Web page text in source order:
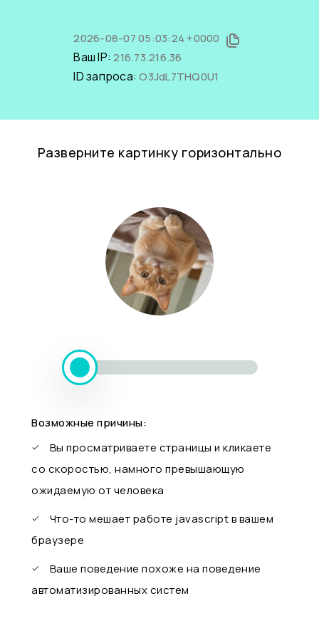
2026-08-07 05:03:24 +0000
Ваш IP:216.73.216.36
ID запроса:O3JdL7THQ0U1
Разверните картинку горизонтально
Возможные причины:
Вы просматриваете страницы и кликаете
со скоростью, намного превышающую
ожидаемую от человека
Что-то мешает работе javascript в вашем
браузере
Ваше поведение похоже на поведение
автоматизированных систем